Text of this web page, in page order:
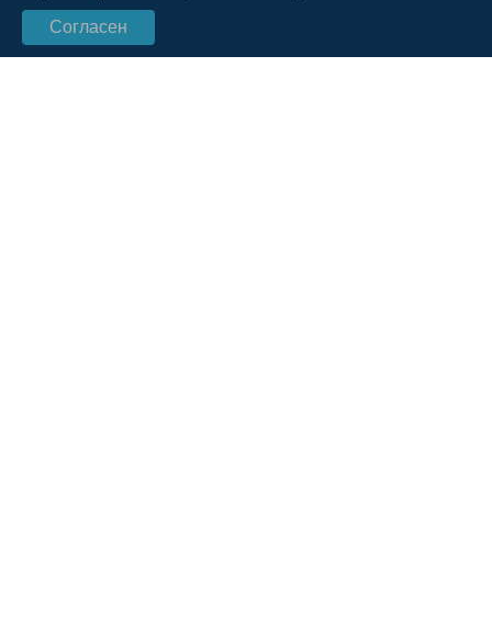
Согласен